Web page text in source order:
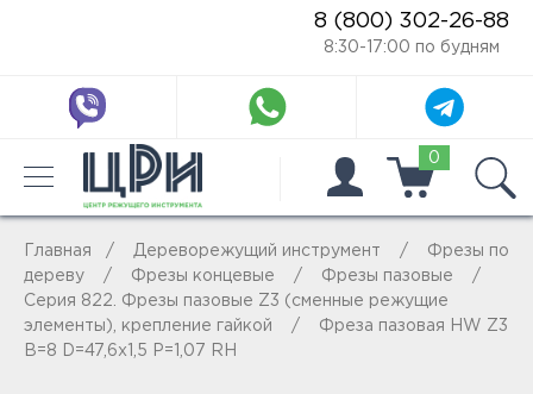
8 (800) 302-26-88
8:30-17:00 по будням
0
Главная Дереворежущий инструмент
Фрезы по
дереву
Фрезы концевые
Фрезы пазовые
Серия 822. Фрезы пазовые Z3 (сменные режущие
элементы), крепление гайкой
Фреза пазовая HW Z3
B=8 D=47,6x1,5 P=1,07 RH